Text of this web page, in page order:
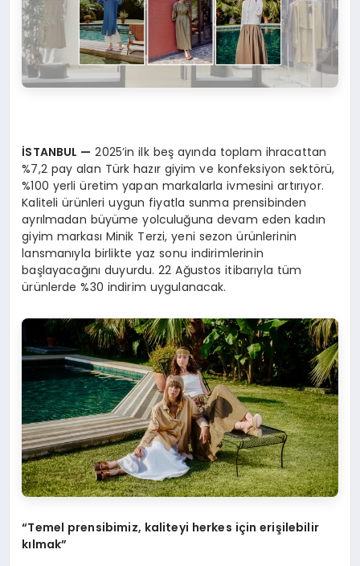
İSTANBUL — 2025’in ilk beş ayında toplam ihracattan
%7,2 pay alan Türk hazır giyim ve konfeksiyon sektörü,
%100 yerli üretim yapan markalarla ivmesini artırıyor.
Kaliteli ürünleri uygun fiyatla sunma prensibinden
ayrılmadan büyüme yolculuğuna devam eden kadın
giyim markası Minik Terzi, yeni sezon ürünlerinin
lansmanıyla birlikte yaz sonu indirimlerinin
başlayacağını duyurdu. 22 Ağustos itibarıyla tüm
ürünlerde %30 indirim uygulanacak.
“Temel prensibimiz, kaliteyi herkes için erişilebilir
kılmak”